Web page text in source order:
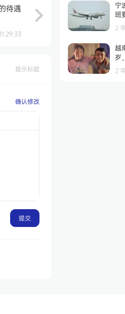
待遇
提示标题
确认修改
提交
宁
班
2
越
岁
2